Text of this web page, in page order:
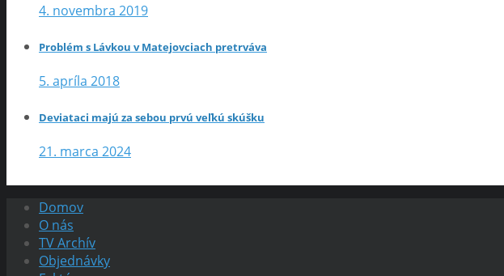
4. novembra 2019
Problém s Lávkou v Matejovciach pretrváva
5. apríla 2018
Deviataci majú za sebou prvú veľkú skúšku
21. marca 2024
Domov
O nás
TV Archív
Objednávky